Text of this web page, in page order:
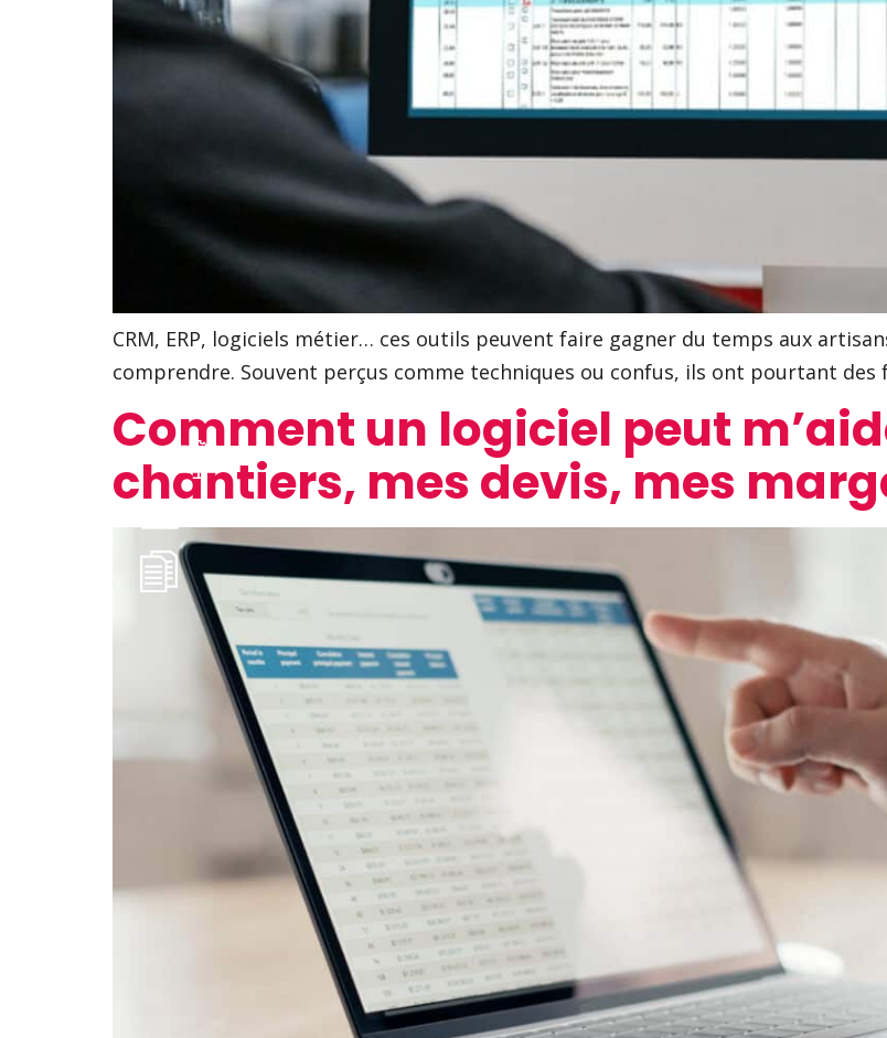
CRM, ERP, logiciels métier… ces outils peuvent faire gagner du temps aux
comprendre. Souvent perçus comme techniques ou confus, ils ont pourtant
Comment un logiciel peut
chantiers, mes devis, mes